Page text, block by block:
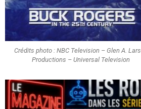
Crédits photo : NBC Television – Glen A.
Productions – Universal Television